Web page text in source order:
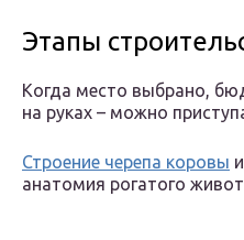
Этапы
Когда место выбрано,
на руках – можно
Строение черепа коровы
анатомия рогатого